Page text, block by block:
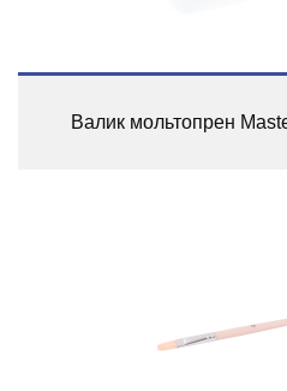
Валик мольтопрен